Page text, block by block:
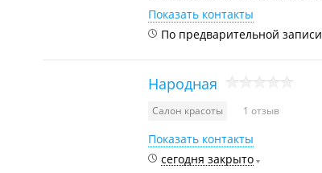
Показать контакты
По предварительной записи
Народная
Салон красоты 1 отзыв
Показать контакты
сегодня закрыто